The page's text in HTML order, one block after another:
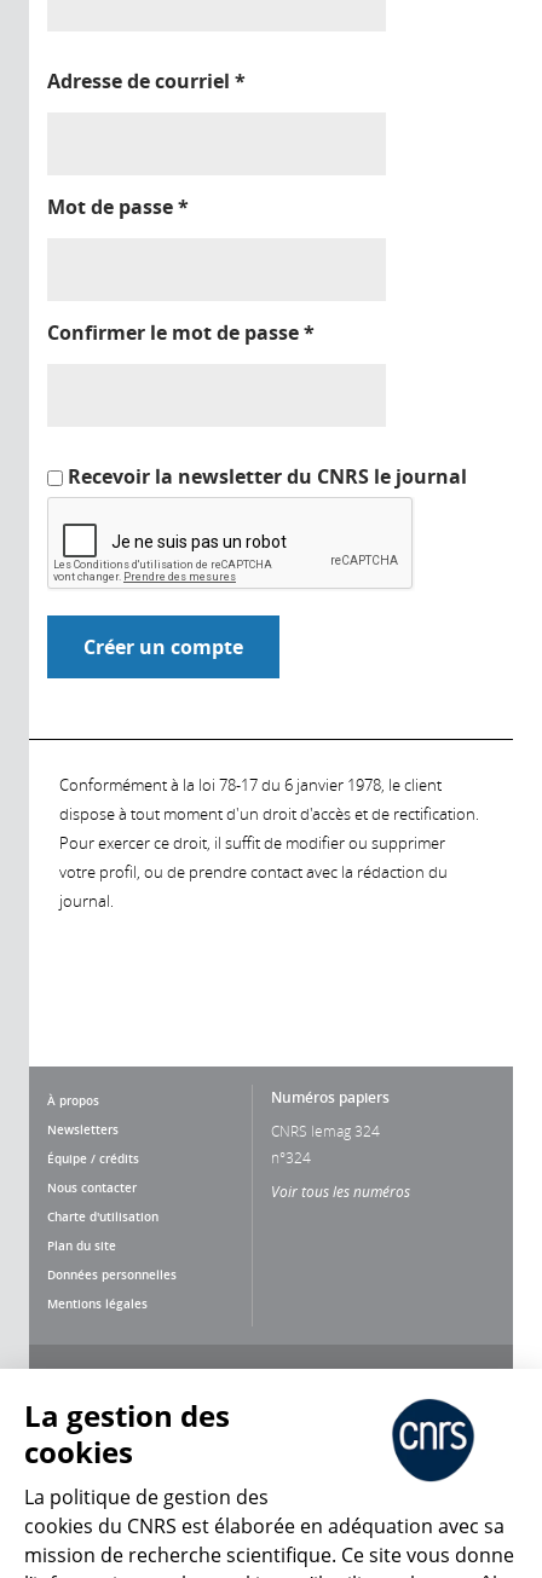
Adresse de courriel *
Mot de passe*
Confirmer le mot de passe*
Recevoir la newsletter du CNRS le journal
Conformément à la loi 78-17 du 6 janvier 1978, le client
dispose à tout moment d'un droit d'accès et de rectification.
Pour exercer ce droit, il suffit de modifier ou supprimer
votre profil, ou de prendre contact avec la rédaction du
journal.
À propos
Newsletters
Équipe / crédits
Nous contacter
Charte d'utilisation
Plan du site
Données personnelles
Mentions légales
Numéros papiers
CNRS lemag 324
n°324
Voir tous les numéros
CNRS Le Mag
La gestion des
cookies
La politique de gestion des
cookies du CNRS est élaborée en adéquation avec sa
mission de recherche scientifique. Ce site vous donne